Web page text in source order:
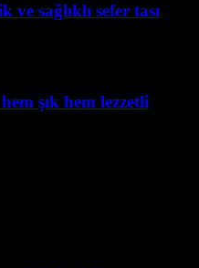
sağlıklı sefer tası
şık hem lezzetli